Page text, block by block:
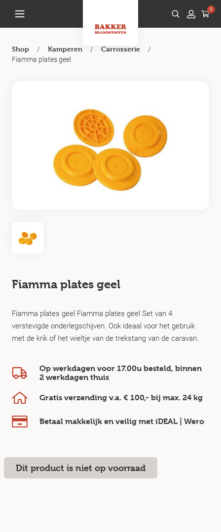
0
Shop / Kamperen / Carrosserie
/
Fiamma plates geel
Fiamma plates geel
Fiamma plates geel Fiamma plates geel Set van 4
verstevigde onderlegschijven. Ook ideaal voor het gebruik
met de krik of het wieltje van de trekstang van de caravan.
Op werkdagen voor 17.00u besteld, binnen
2 werkdagen thuis
Gratis verzending v.a. € 100,- bij max. 24 kg
Betaal makkelijk en veilig met iDEAL | Wero
Dit product is niet op voorraad